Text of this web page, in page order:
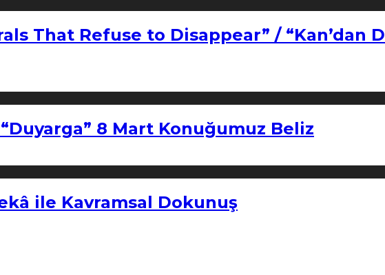
That Refuse to Disappear” / “Kan’dan
8 Mart Konuğumuz Beliz
ile Kavramsal Dokunuş